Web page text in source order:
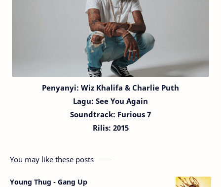
Penyanyi: Wiz Khalifa & Charlie Puth
Lagu: See You Again
Soundtrack: Furious 7
Rilis: 2015
You may like these posts
Young Thug - Gang Up